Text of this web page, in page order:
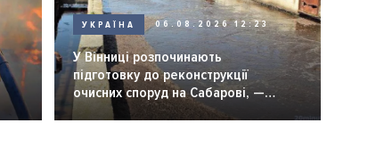
УКРАЇНА 06.08.2026 12:23
У Вінниці розпочинають
підготовку до реконструкції
очисних споруд на Сабарові, —
мер Вінниці.